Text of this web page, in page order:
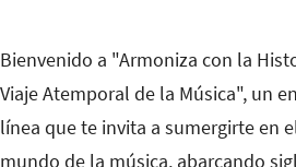
Bienvenido a "Armoniza con la
Viaje Atemporal de la Música", un
línea que te invita a sumergirte en
mundo de la música, abarcando